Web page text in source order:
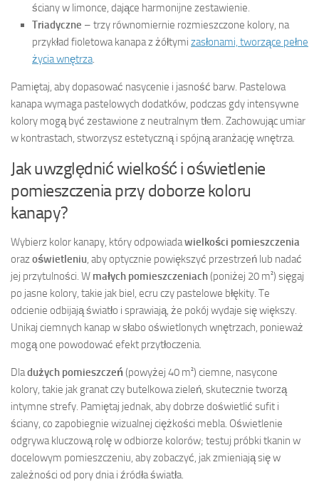
ściany w limonce, dające harmonijne zestawienie.
Triadyczne – trzy równomiernie rozmieszczone kolory, na
przykład fioletowa kanapa z żółtymi zasłonami, tworzące pełne
życia wnętrza
Pamiętaj, aby dopasować nasycenie i jasność barw. Pastelowa
kanapa wymaga pastelowych dodatków, podczas gdy intensywne
kolory mogą być zestawione z neutralnym tłem. Zachowując umiar
w kontrastach, stworzysz estetyczną i spójną aranżację wnętrza.
Jak uwzględnić wielkość i oświetlenie
pomieszczenia przy doborze koloru
kanapy?
Wybierz kolor kanapy, który odpowiadawielkości pomieszczenia
orazoświetleniu , aby optycznie powiększyć przestrzeń lub nadać
jej przytulności. W małych pomieszczeniach(poniżej 20 m²) sięgaj
po jasne kolory, takie jak biel, ecru czy pastelowe błękity. Te
odcienie odbijają światło i sprawiają, że pokój wydaje się większy.
Unikaj ciemnych kanap w słabo oświetlonych wnętrzach, ponieważ
mogą one powodować efekt przytłoczenia.
Dladużych pomieszczeń(powyżej 40 m²) ciemne, nasycone
kolory, takie jak granat czy butelkowa zieleń, skutecznie tworzą
intymne strefy. Pamiętaj jednak, aby dobrze doświetlić sufit i
ściany, co zapobiegnie wizualnej ciężkości mebla. Oświetlenie
odgrywa kluczową rolę w odbiorze kolorów; testuj próbki tkanin w
docelowym pomieszczeniu, aby zobaczyć, jak zmieniają się w
zależności od pory dnia i źródła światła.